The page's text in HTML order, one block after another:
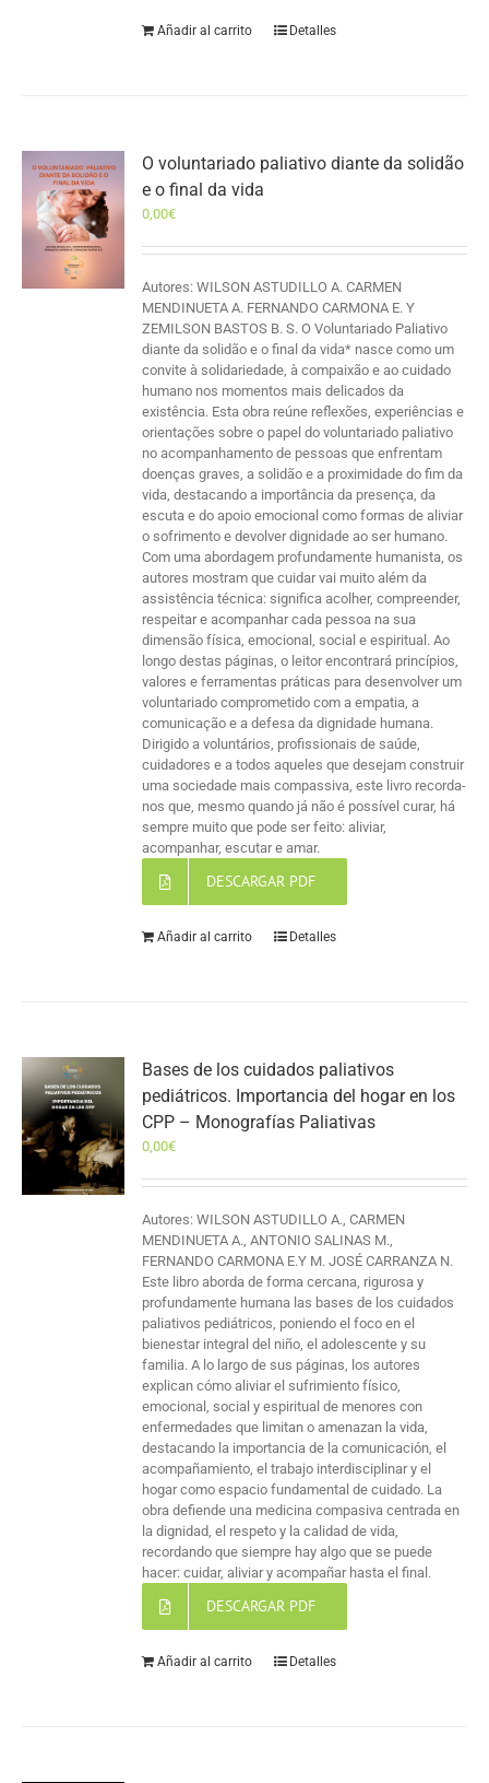
Añadir al carrito Detalles
O voluntariado paliativo diante da solidão
e o final da vida
0,00€
Autores: WILSON ASTUDILLO A. CARMEN
MENDINUETA A. FERNANDO CARMONA E. Y
ZEMILSON BASTOS B. S. O Voluntariado Paliativo
diante da solidão e o final da vida* nasce como um
convite à solidariedade, à compaixão e ao cuidado
humano nos momentos mais delicados da
existência. Esta obra reúne reflexões, experiências e
orientações sobre o papel do voluntariado paliativo
no acompanhamento de pessoas que enfrentam
doenças graves, a solidão e a proximidade do fim da
vida, destacando a importância da presença, da
escuta e do apoio emocional como formas de aliviar
o sofrimento e devolver dignidade ao ser humano.
Com uma abordagem profundamente humanista, os
autores mostram que cuidar vai muito além da
assistência técnica: significa acolher, compreender,
respeitar e acompanhar cada pessoa na sua
dimensão física, emocional, social e espiritual. Ao
longo destas páginas, o leitor encontrará princípios,
valores e ferramentas práticas para desenvolver um
voluntariado comprometido com a empatia, a
comunicação e a defesa da dignidade humana.
Dirigido a voluntários, profissionais de saúde,
cuidadores e a todos aqueles que desejam construir
uma sociedade mais compassiva, este livro recorda-
nos que, mesmo quando já não é possível curar, há
sempre muito que pode ser feito: aliviar,
acompanhar, escutar e amar.
DESCARGAR PDF
Añadir al carrito Detalles
Bases de los cuidados paliativos
pediátricos. Importancia del hogar en los
CPP – Monografías Paliativas
0,00€
Autores: WILSON ASTUDILLO A., CARMEN
MENDINUETA A., ANTONIO SALINAS M.,
FERNANDO CARMONA E.Y M. JOSÉ CARRANZA N.
Este libro aborda de forma cercana, rigurosa y
profundamente humana las bases de los cuidados
paliativos pediátricos, poniendo el foco en el
bienestar integral del niño, el adolescente y su
familia. A lo largo de sus páginas, los autores
explican cómo aliviar el sufrimiento físico,
emocional, social y espiritual de menores con
enfermedades que limitan o amenazan la vida,
destacando la importancia de la comunicación, el
acompañamiento, el trabajo interdisciplinar y el
hogar como espacio fundamental de cuidado. La
obra defiende una medicina compasiva centrada en
la dignidad, el respeto y la calidad de vida,
recordando que siempre hay algo que se puede
hacer: cuidar, aliviar y acompañar hasta el final.
DESCARGAR PDF
Añadir al carrito Detalles